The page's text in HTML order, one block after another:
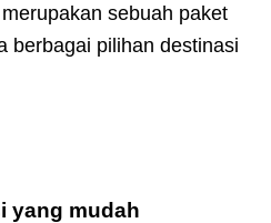
sebuah paket
berbagai pilihan destinasi
yang mudah